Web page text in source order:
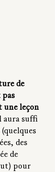
de
pas
une leçon
aura suffi
des
de
pour